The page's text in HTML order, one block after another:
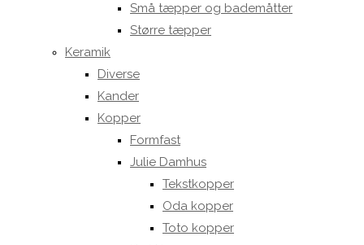
Små tæpper og bademåtter
Større tæpper
Keramik
Diverse
Kander
Kopper
Formfast
Julie Damhus
Tekstkopper
Oda kopper
Toto kopper